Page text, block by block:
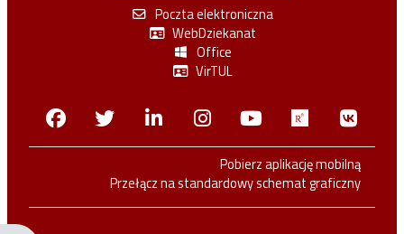
Poczta elektroniczna
WebDziekanat
Office
VirTUL
FacebookTwitterLinkedinInstagram
Youtube
Pobierz aplikację mobilną
Przełącz na standardowy schemat graficzny